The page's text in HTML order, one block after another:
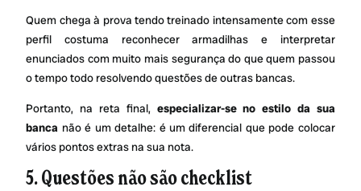
Quem chega à prova tendo treinado intensamente com esse
perfil costuma reconhecer armadilhas e interpretar
enunciados com muito mais segurança do que quem passou
o tempo todo resolvendo questões de outras bancas.
Portanto, na reta final, especializar-se no estilo da sua
banca não é um detalhe: é um diferencial que pode colocar
vários pontos extras na sua nota.
5. Questões não são checklist